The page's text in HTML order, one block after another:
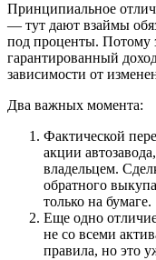
Принципиальное
— тут дают взаймы
под проценты. Потому
гарантированный
зависимости от
Два важных момента:
Фактической
акции
владельцем.
обратного
только на бумаге.
Еще одно
не со всеми
правила, но это